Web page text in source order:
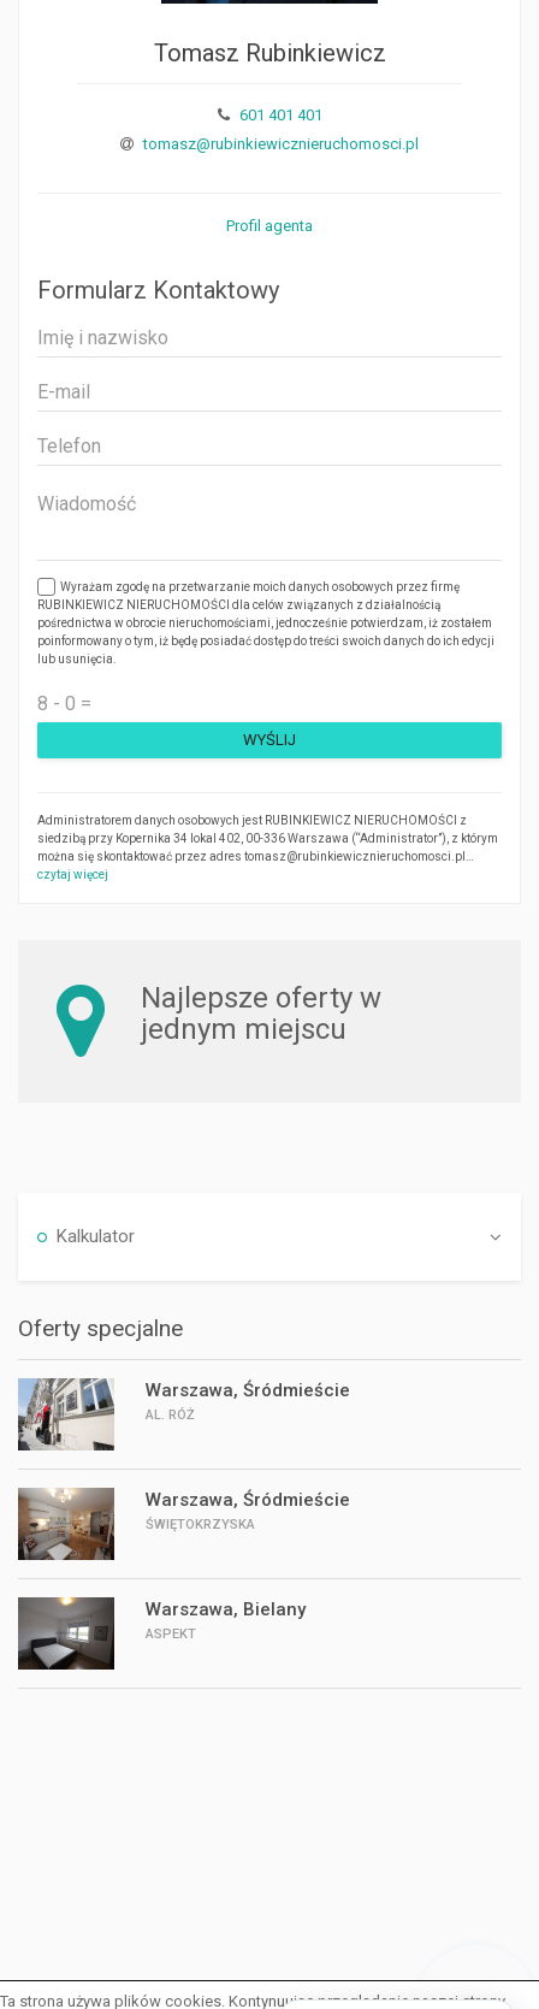
Tomasz Rubinkiewicz
601 401 401
tomasz@rubinkiewicznieruchomosci.pl
Profil agenta
Formularz Kontaktowy
Wyrażam zgodę na przetwarzanie moich danych osobowych przez firmę
RUBINKIEWICZ NIERUCHOMOŚCI dla celów związanych z działalnością
pośrednictwa w obrocie nieruchomościami, jednocześnie potwierdzam, iż zostałem
poinformowany o tym, iż będę posiadać dostęp do treści swoich danych do ich edycji
lub usunięcia.
Administratorem danych osobowych jest RUBINKIEWICZ NIERUCHOMOŚCI z
siedzibą przy Kopernika 34 lokal 402, 00-336 Warszawa (“Administrator”), z którym
można się skontaktować przez adres tomasz@rubinkiewicznieruchomosci.pl…
czytaj więcej
Najlepsze oferty w
jednym miejscu
Kalkulator
Oferty specjalne
Warszawa, Śródmieście
AL. RÓŻ
Warszawa, Śródmieście
ŚWIĘTOKRZYSKA
Warszawa, Bielany
ASPEKT
Ta strona używa plików cookies. Kontynuując przeglądanie naszej strony,